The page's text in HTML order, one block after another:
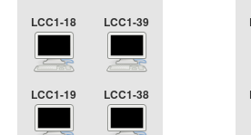
LCC1-18 LCC1-39
LCC1-19 LCC1-38